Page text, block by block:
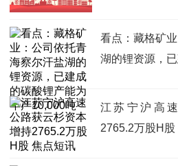
看点：藏格矿
湖的锂资源，
江苏宁沪高
2765.2万股H